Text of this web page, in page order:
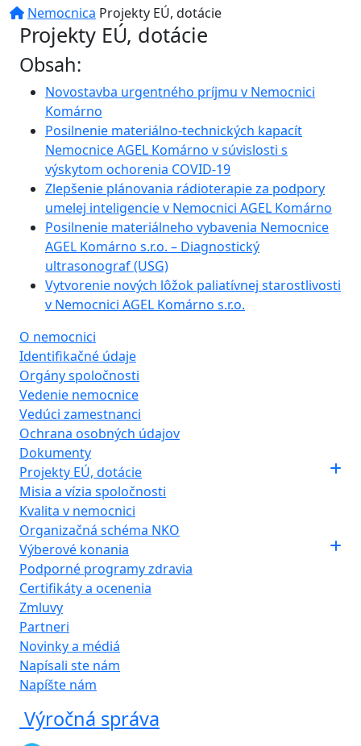
Nemocnica Projekty EÚ, dotácie
Projekty EÚ, dotácie
Obsah:
Novostavba urgentného príjmu v Nemocnici
Komárno
Posilnenie materiálno-technických kapacít
Nemocnice AGEL Komárno v súvislosti s
výskytom ochorenia COVID-19
Zlepšenie plánovania rádioterapie za podpory
umelej inteligencie v Nemocnici AGEL Komárno
Posilnenie materiálneho vybavenia Nemocnice
AGEL Komárno s.r.o. – Diagnostický
ultrasonograf (USG)
Vytvorenie nových lôžok paliatívnej starostlivosti
v Nemocnici AGEL Komárno s.r.o.
O nemocnici
Identifikačné údaje
Orgány spoločnosti
Vedenie nemocnice
Vedúci zamestnanci
Ochrana osobných údajov
Dokumenty
Projekty EÚ, dotácie
Misia a vízia spoločnosti
Kvalita v nemocnici
Organizačná schéma NKO
Výberové konania
Podporné programy zdravia
Certifikáty a ocenenia
Zmluvy
Partneri
Novinky a médiá
Napísali ste nám
Napíšte nám
Výročná správa